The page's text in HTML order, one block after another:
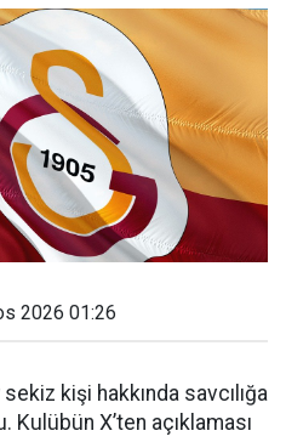
2026 01:26
kişi hakkında savcılığa
X’ten açıklaması